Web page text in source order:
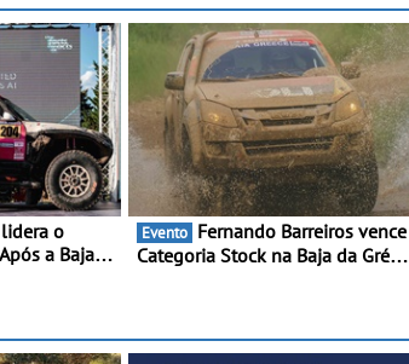
o
a Baja
Evento
Categoria Stock na Baja da Grécia